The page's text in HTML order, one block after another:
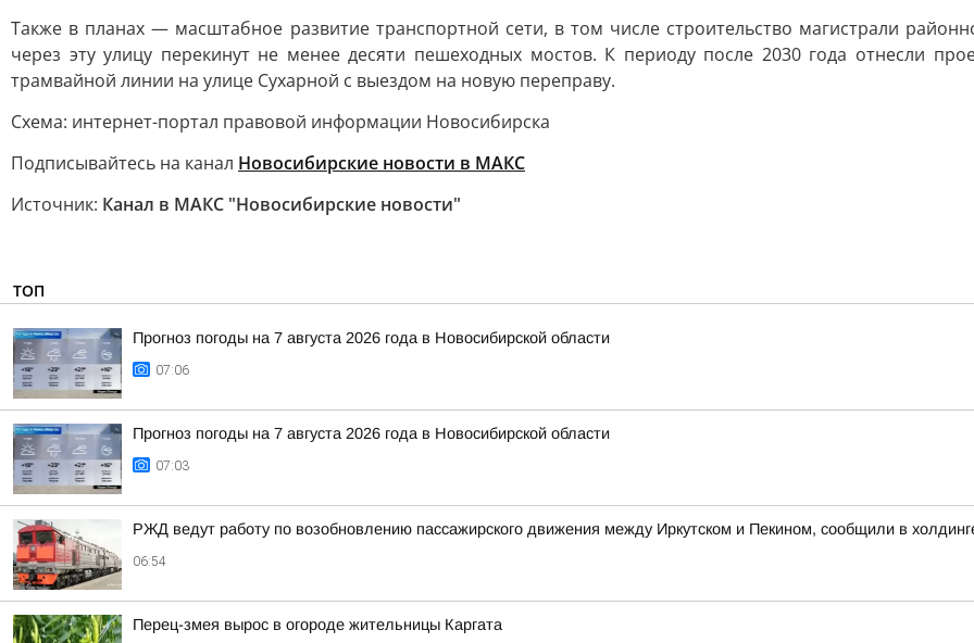
Также в планах — масштабное развитие транспортной сети, в том числе строительство магистрали
через эту улицу перекинут не менее десяти пешеходных мостов. К периоду после 2030 года отнесли
трамвайной линии на улице Сухарной с выездом на новую переправу.
Схема: интернет-портал правовой информации Новосибирска
Подписывайтесь на канал Новосибирские новости в MАКС
Источник: Канал в МАКС "Новосибирские новости"
ТОП
Прогноз погоды на 7 августа 2026 года в Новосибирской области
07:06
Прогноз погоды на 7 августа 2026 года в Новосибирской области
07:03
РЖД ведут работу по возобновлению пассажирского движения между Иркутском и Пекином, сообщили в
06:54
Перец-змея вырос в огороде жительницы Каргата